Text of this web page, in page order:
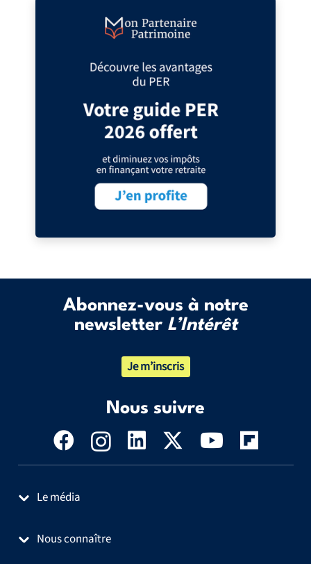
Abonnez-vous à notre
newsletter L’Intérêt
Je m’inscris
Nous suivre
Le média
Nous connaître